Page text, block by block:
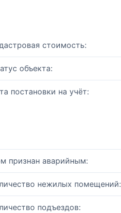
стоимость:
объекта:
постановки на учёт:
признан аварийным:
нежилых помещений:
подъездов: